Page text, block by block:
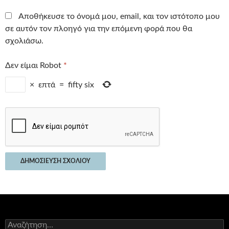
Αποθήκευσε το όνομά μου, email, και τον ιστότοπο μου
σε αυτόν τον πλοηγό για την επόμενη φορά που θα
σχολιάσω.
Δεν είμαι Robot *
× επτά = fifty six
Αναζήτηση